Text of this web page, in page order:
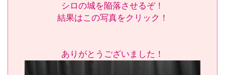
シロの城を陥落させるぞ！
結果はこの写真をクリック！
ありがとうございました！